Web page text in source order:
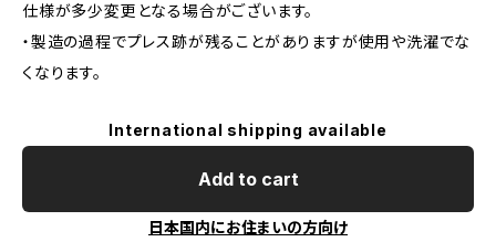
仕様が多少変更となる場合がございます。
・製造の過程でプレス跡が残ることがありますが使用や洗濯でな
くなります。
International shipping available
Add to cart
日本国内にお住まいの方向け